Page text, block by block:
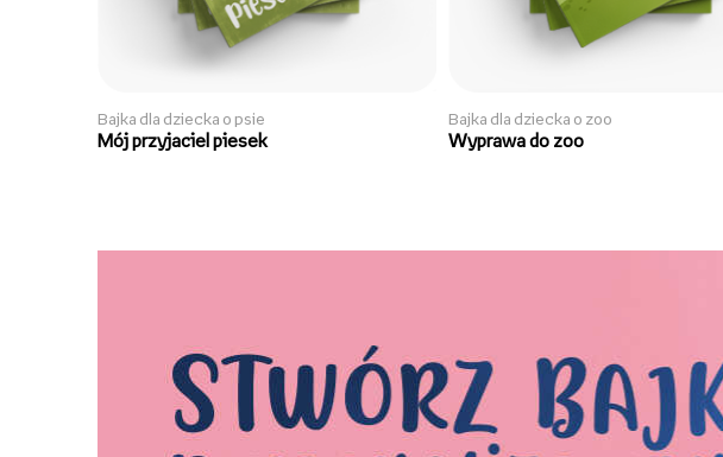
Bajka dla dziecka o psie
Mój przyjaciel piesek
Bajka dla dziecka o zoo
Wyprawa do zoo